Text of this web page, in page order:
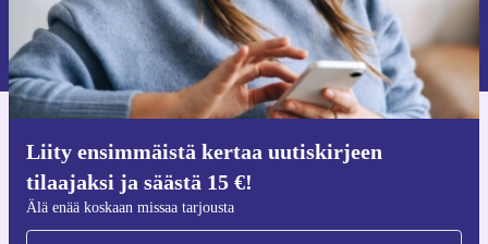
Liity ensimmäistä kertaa uutiskirjeen
tilaajaksi ja säästä 15 €!
Älä enää koskaan missaa tarjousta
Pyydä etukuponki
Lisätietoja henkilötietojen käytöstä löydättietosuojaselosteestamme.
iOS:lle ja Androidille